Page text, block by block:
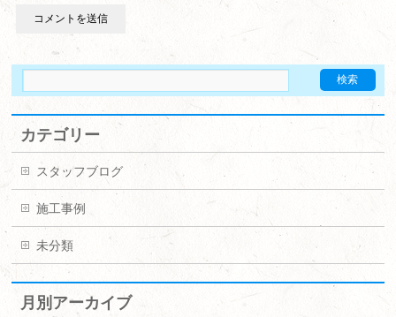
カテゴリー
スタッフブログ
施工事例
未分類
月別アーカイブ